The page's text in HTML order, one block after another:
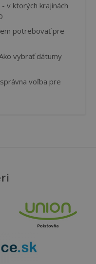
v ktorých krajinách
potrebovať pre
vybrať dátumy
voľba pre